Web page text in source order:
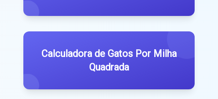
Calculadora de Gatos Por Milha
Quadrada